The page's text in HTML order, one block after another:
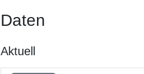
Daten
Aktuell